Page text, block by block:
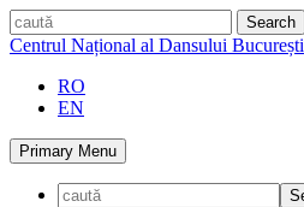
Skip
to
caută
Centrul Național al Dansului București
RO
EN
Primary Menu